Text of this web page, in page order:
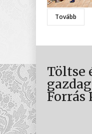
Tovább
Töltse
Forrás